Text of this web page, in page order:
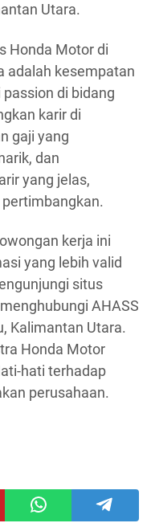
Utara.
Honda Motor di
adalah kesempatan
di bidang
karir di
gaji yang
dan
yang jelas,
kerja ini
yang lebih valid
situs
AHASS
Kalimantan Utara.
Honda Motor
hati terhadap
perusahaan.